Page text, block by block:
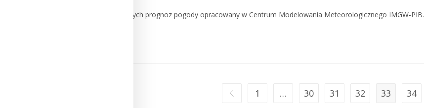
Komentarz do numerycznych prognoz pogody opracowany w Centrum Modelowania Meteorologicznego IMGW-PIB.
1 … 30 31 32 33 34